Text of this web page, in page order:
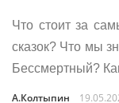
Что стоит за
сказок? Что мы
Бессмертный?
А.Колтыпин